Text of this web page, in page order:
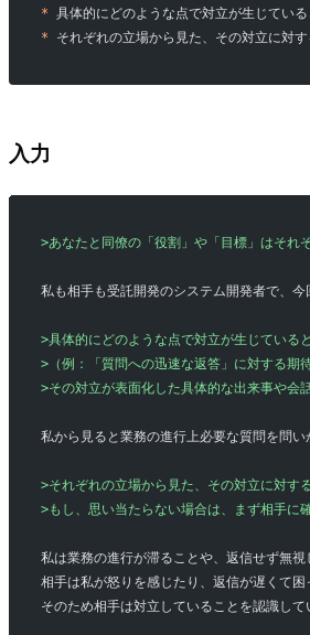
* 具体的にどのような点で対立が生じてい
* それぞれの立場から見た、その対立に対
入力
>あなたと同僚の「役割」や「目標」はそれ
私も相手も受託開発のシステム開発者で、
>具体的にどのような点で対立が生じている
>（例：「質問への迅速な返答」に対する期
>その対立が表面化した具体的な出来事や会
私から見ると業務の進行上必要な質問を問
>それぞれの立場から見た、その対立に対す
>もし、思い当たらない場合は、まず相手に
私は業務の進行が滞ることや、返信せず無
相手は私が怒りを感じたり、返信が遅くて
そのため相手は対立していることを認識し